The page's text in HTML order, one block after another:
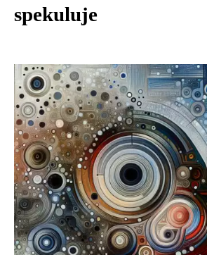
spekuluje